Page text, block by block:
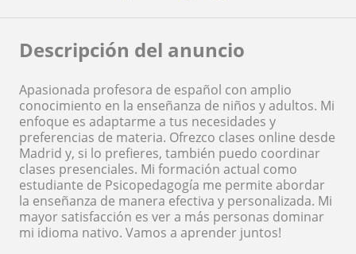
Descripción del anuncio
Apasionada profesora de español con amplio
conocimiento en la enseñanza de niños y adultos. Mi
enfoque es adaptarme a tus necesidades y
preferencias de materia. Ofrezco clases online desde
Madrid y, si lo prefieres, también puedo coordinar
clases presenciales. Mi formación actual como
estudiante de Psicopedagogía me permite abordar
la enseñanza de manera efectiva y personalizada. Mi
mayor satisfacción es ver a más personas dominar
mi idioma nativo. Vamos a aprender juntos!